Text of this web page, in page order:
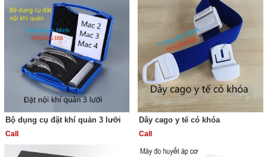
Bộ dụng cụ đặt khí quản 3 lưỡi
Call
Dây cago y tế có khóa
Call